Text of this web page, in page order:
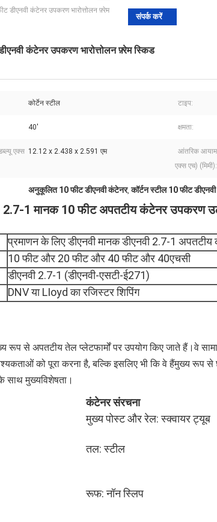
डीएनवी कंटेनर उपकरण भारोत्तोलन फ़्रेम
संपर्क करें
कंटेनर उपकरण भारोत्तोलन फ़्रेम स्किड
कोर्टेन स्टील टाइप:
40' क्षमता:
एक्स 12.12 x 2.438 x 2.591 एम
आंतरिक आयाम
एक्स एच) (मिमी):
अनुकूलित 10 फीट डीएनवी कंटेनर,कॉर्टन स्टील 10 फीट
1 मानक 10 फीट अपतटीय कंटेनर उपकरण
प्रमाणन के लिए डीएनवी मानक डीएनवी 2.7-1
10 फीट और 20 फीट और 40 फीट और 40एचसी
डीएनवी 2.7-1 (डीएनवी-एसटी-ई271)
DNV या LIoyd का रजिस्टर शिपिंग
रूप से अपतटीय तेल प्लेटफार्मों पर उपयोग किए जाते हैं।वे
को पूरा करना है, बल्कि इसलिए भी कि वे हैंमुख्य रूप से
साथ मुख्यविशेषता।
कंटेनर संरचना
मुख्य पोस्ट और रेल: स्क्वायर ट्यूब
तल: स्टील
रूफ: नॉन स्लिप